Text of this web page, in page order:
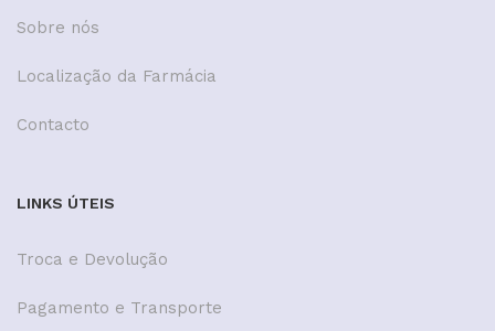
Sobre nós
Localização da Farmácia
Contacto
LINKS ÚTEIS
Troca e Devolução
Pagamento e Transporte